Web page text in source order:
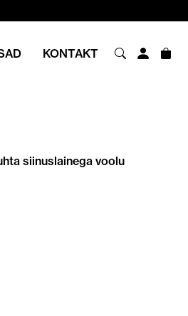
KONTAKT
siinuslainega voolu